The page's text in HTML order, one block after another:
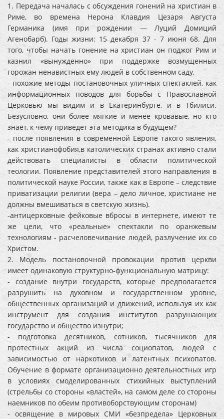
1. Передача началась с обсуждения гонений на христиан в
Риме, во времена Нерона Клавдия Цезаря Августа
Германика (имя при рождении — Луций Домиций
Агенобарб). Годы жизни: 15 декабря 37 - 7 июня 68. Для
того, чтобы начать гонение на христиан он поджог Рим и
казнил «вынужденно» при поддержке возмущенных
горожан ненавистных ему людей в собственном саду.
- похожие методы постановочных уличных спектаклей, как
информационных поводов для борьбы с Православной
Церковью мы видим и в Екатеринбурге, и в Тбилиси.
Безусловно, они более мягкие и менее кровавые, но кто
знает, к чему приведет эта методика в будущем?
- после появления в современной Европе такого явления,
как христианофобия,в католических странах активно стали
действовать специалисты в области политической
теологии. Появление представителей этого направления в
политической науке России, также как в Европе – следствие
приватизации религии (вера – дело личное, христиане не
должны вмешиваться в светскую жизнь).
-антицерковные фейковые вбросы в интернете, имеют те
же цели, что «реальные» спектакли по оранжевым
технологиям - расчеловечивание людей, разлучение их со
Христом.
2. Модель постановочной провокации против церкви
имеет одинаковую структурно-функциональную матрицу:
- создание внутри государств, которые предполагается
разрушить на духовном и государственном уровне,
общественных организаций и движений, используя их как
инструмент для создания институтов разрушающих
государство и общество изнутри;
- подготовка десятников, сотников, тысячников для
протестных акций из числа социопатов, людей с
зависимостью от наркотиков и латентных психопатов.
Обучение в формате организационно деятельностных игр
в условиях смоделированных стихийных выступлений
(стрельбы со стороны «властей», на самом деле со стороны
наемников по обеим противоборствующим сторонам)
- освящение в мировых СМИ «безпредела» Церковных